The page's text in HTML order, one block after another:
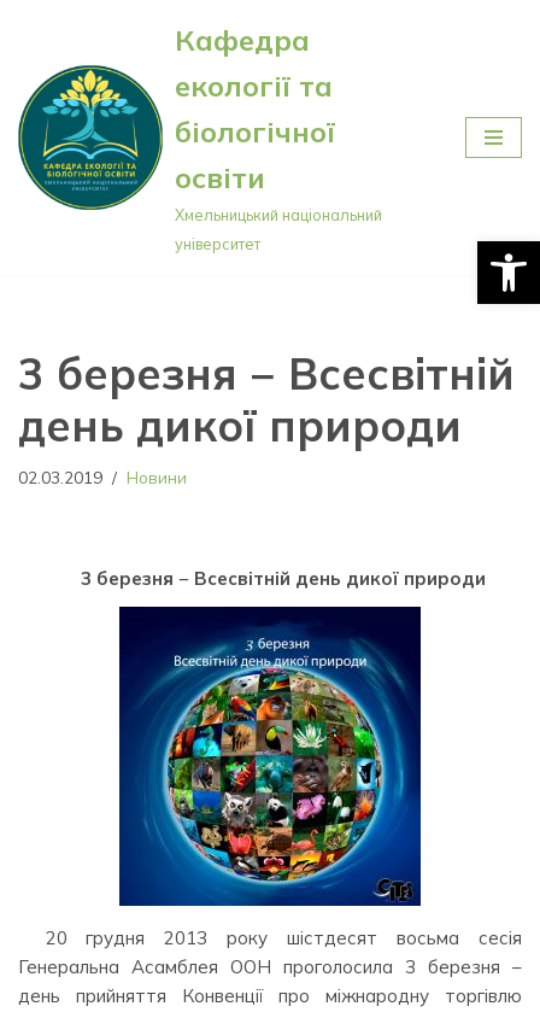
Перейти
до
вмісту
Кафедра
екології та
біологічної
освіти
Хмельницький національний
університет
3 березня − Всесвітній
день дикої природи
02.03.2019 Новини
3 березня − Всесвітній день дикої природи
20 грудня 2013 року шістдесят восьма сесія
Генеральна Асамблея ООН проголосила 3 березня –
день прийняття Конвенції про міжнародну торгівлю